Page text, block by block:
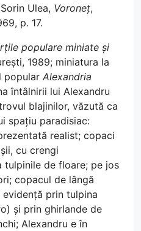
Ulea, Voroneț,
p. 17.
populare miniate și
1989; miniatura la
popular Alexandria
întâlnirii lui Alexandru
blajinilor, văzută ca
spațiu paradisiac:
realist; copaci
cu crengi
tulpinile de floare; pe jos
copacul de lângă
prin tulpina
și prin ghirlande de
Alexandru e în